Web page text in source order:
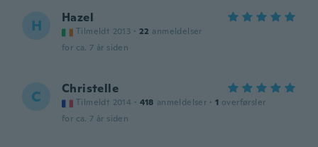
H Hazel
Tilmeldt 2013 · 22 anmeldelser
for ca. 7 år siden
C Christelle
Tilmeldt 2014 · 418 anmeldelser · 1 overførsler
for ca. 7 år siden